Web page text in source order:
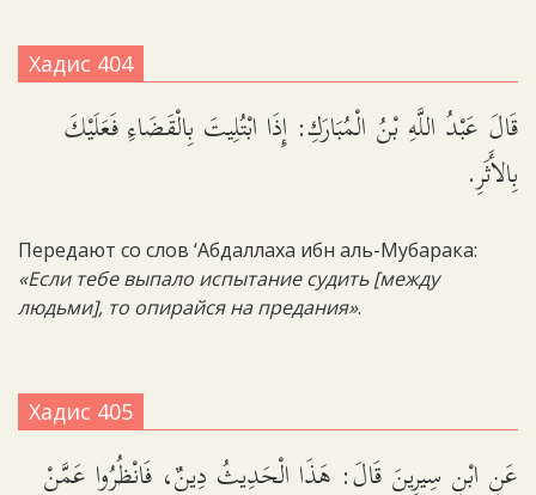
Хадис 404
قَالَ عَبْدُ اللَّهِ بْنُ الْمُبَارَكِ: إِذَا ابْتُلِيتَ بِالْقَضَاءِ فَعَلَيْكَ
بِالأَثَرِ.
Передают со слов ‘Абдаллаха ибн аль-Мубарака:
«Если тебе выпало испытание судить [между
людьми], то опирайся на предания».
Хадис 405
عَنِ ابْنِ سِيرِينَ قَالَ: هَذَا الْحَدِيثُ دِينٌ، فَانْظُرُوا عَمَّنْ